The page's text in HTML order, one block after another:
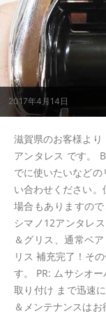
2017年4月14日
滋賀県のお客様よ
アンタレス です。
でに使いたいなど
い合わせください
場合もありますの
シマノ12アンタレ
＆グリス、通常ベ
リス 補充完了！そ
す。 PR: ムサシオ
取り付け まで迅速
＆メンテナンスは